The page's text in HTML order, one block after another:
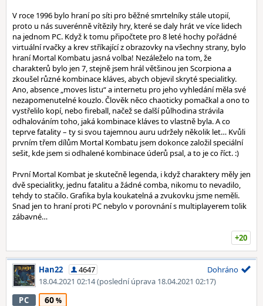
V roce 1996 bylo hraní po síti pro běžné smrtelníky stále utopií,
proto u nás suverénně vítězily hry, které se daly hrát ve více lidech
na jednom PC. Když k tomu připočtete pro 8 leté hochy pořádné
virtuální rvačky a krev stříkající z obrazovky na všechny strany, bylo
hraní Mortal Kombatu jasná volba! Nezáleželo na tom, že
charakterů bylo jen 7, stejně jsem hrál většinou jen Scorpiona a
zkoušel různé kombinace kláves, abych objevil skryté specialitky.
Ano, absence „moves listu“ a internetu pro jeho vyhledání měla své
nezapomenutelné kouzlo. Člověk něco chaoticky pomačkal a ono to
vystřelilo kopí, nebo fireball, načež se další půlhodina strávila
odhalováním toho, jaká kombinace kláves to vlastně byla. A co
teprve fatality – ty si svou tajemnou auru udržely několik let… Kvůli
prvním třem dílům Mortal Kombatu jsem dokonce založil speciální
sešit, kde jsem si odhalené kombinace úderů psal, a to je co říct. :)
První Mortal Kombat je skutečně legenda, i když charaktery měly jen
dvě specialitky, jednu fatalitu a žádné comba, nikomu to nevadilo,
tehdy to stačilo. Grafika byla koukatelná a zvukovku jsme neměli.
Snad jen to hraní proti PC nebylo v porovnání s multiplayerem tolik
zábavné…
+20
Han22
4647
18.04.2021 02:14(poslední úprava 18.04.2021 02:17)
Dohráno
PC 60